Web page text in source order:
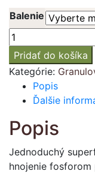
Balenie
množstvo
Jednoduchý
superfosfát
18%
Pridať do košíka
Kategórie:
Popis
Ďalšie
Popis
Jednoduchý
hnojenie